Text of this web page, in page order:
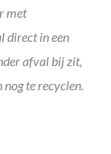
met
direct in een
afval bij zit,
te recyclen.